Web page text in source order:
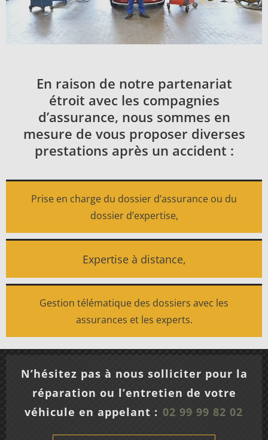
En raison de notre partenariat
étroit avec les compagnies
d’assurance, nous sommes en
mesure de vous proposer diverses
prestations après un accident :
Prise en charge du dossier d’assurance ou du
dossier d’expertise,
Expertise à distance,
Gestion télématique des dossiers avec les
assurances et les experts.
N’hésitez pas à nous solliciter pour la
réparation ou l’entretien de votre
véhicule en appelant : 02 99 99 82 02